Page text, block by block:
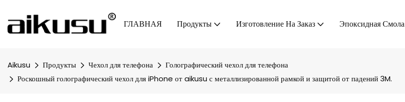
ГЛАВНАЯ Продукты Изготовление На Заказ Эпоксидная Смола
Aikusu Продукты Чехол для телефона
Голографический чехол для телефона
Роскошный голографический чехол для iPhone от aikusu с металлизированной рамкой и защитой от падений 3M.